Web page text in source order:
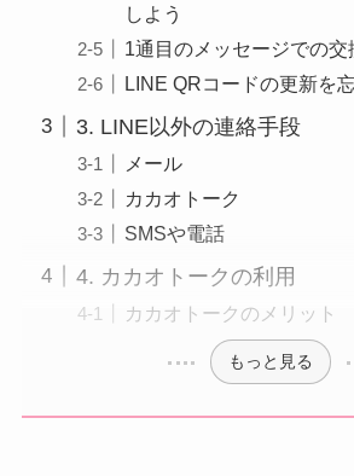
しよう
1通目のメッセージでの交
LINE QRコードの更新を
3. LINE以外の連絡手段
メール
カカオトーク
SMSや電話
4. カカオトークの利用
カカオトークのメリット
もっと見る